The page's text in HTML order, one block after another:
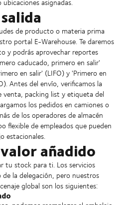
asignadas.
de producto o materia prima
portal E-Warehouse. Te daremos
y podrás aprovechar reportes
caducado, primero en salir'
en salir' (LIFO) y 'Primero en
Antes del envío, verificamos la
packing list y etiqueta del
los pedidos en camiones o
de los operadores de almacén
flexible de empleados que pueden
estacionales.
añadido
tu stock para ti. Los servicios
la delegación, pero nuestros
global son los siguientes: